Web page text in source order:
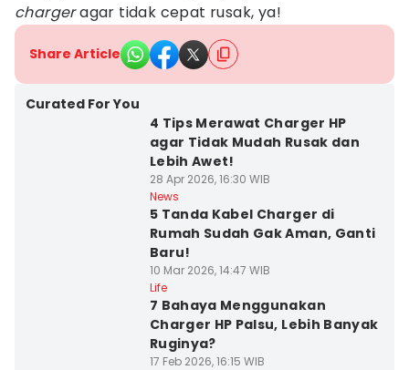
chargeragar tidak cepat rusak, ya!
Share Article
Curated For You
4 Tips Merawat Charger HP
agar Tidak Mudah Rusak dan
Lebih Awet!
28 Apr 2026, 16:30 WIB
News
5 Tanda Kabel Charger di
Rumah Sudah Gak Aman, Ganti
Baru!
10 Mar 2026, 14:47 WIB
Life
7 Bahaya Menggunakan
Charger HP Palsu, Lebih Banyak
Ruginya?
17 Feb 2026, 16:15 WIB